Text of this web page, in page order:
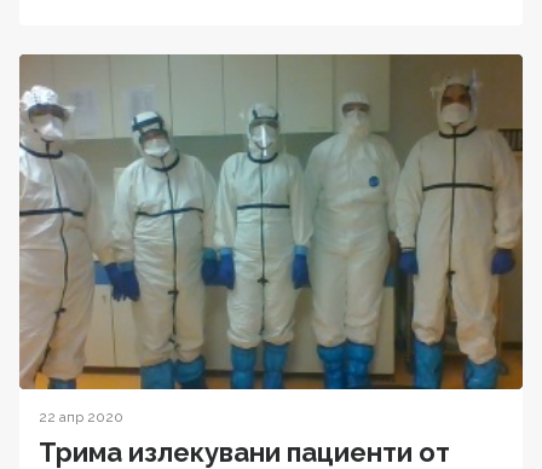
22 апр 2020
Трима излекувани пациенти от